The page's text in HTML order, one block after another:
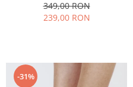
349,00 RON
239,00 RON
-31%